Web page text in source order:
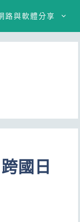
路與軟體分享
國日